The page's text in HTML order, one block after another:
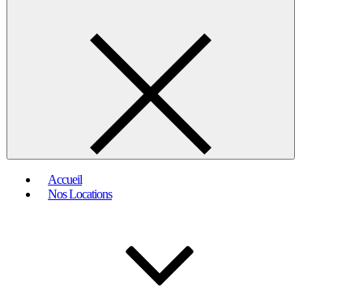
Accueil
Nos Locations